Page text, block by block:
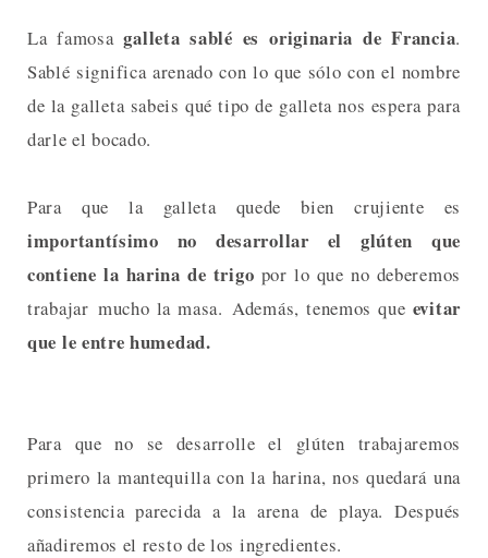
La famosagalleta sablé es originaria de Francia.
Sablé significa arenado con lo que sólo con el nombre
de la galleta sabeis qué tipo de galleta nos espera para
darle el bocado.
Para que la galleta quede bien crujiente es
importantísimo no desarrollar el glúten que
contiene la harina de trigo por lo que no deberemos
trabajar mucho la masa. Además, tenemos que evitar
que le entre humedad.
Para que no se desarrolle el glúten trabajaremos
primero la mantequilla con la harina, nos quedará una
consistencia parecida a la arena de playa. Después
añadiremos el resto de los ingredientes.